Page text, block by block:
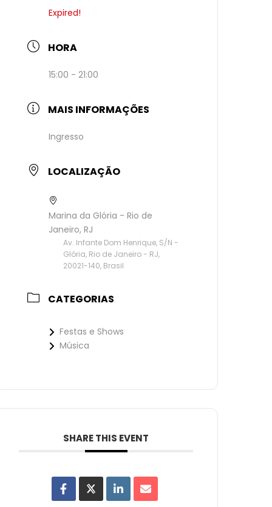
Expired!
HORA
15:00 - 21:00
MAIS INFORMAÇÕES
Ingresso
LOCALIZAÇÃO
Marina da Glória - Rio de
Janeiro, RJ
Av. Infante Dom Henrique, S/N -
Glória, Rio de Janeiro - RJ,
20021-140, Brasil
CATEGORIAS
Festas e Shows
Música
SHARE THIS EVENT